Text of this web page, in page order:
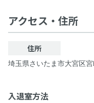
アクセス・住所
住所
埼玉県さいたま市大宮区
入退室方法